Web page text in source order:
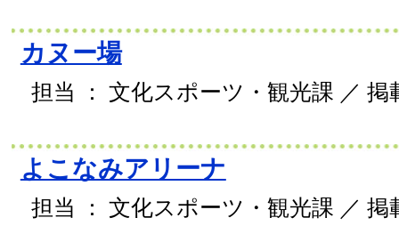
カヌー場
担当 ： 文化スポーツ・観光課 ／ 掲
よこなみアリーナ
担当 ： 文化スポーツ・観光課 ／ 掲